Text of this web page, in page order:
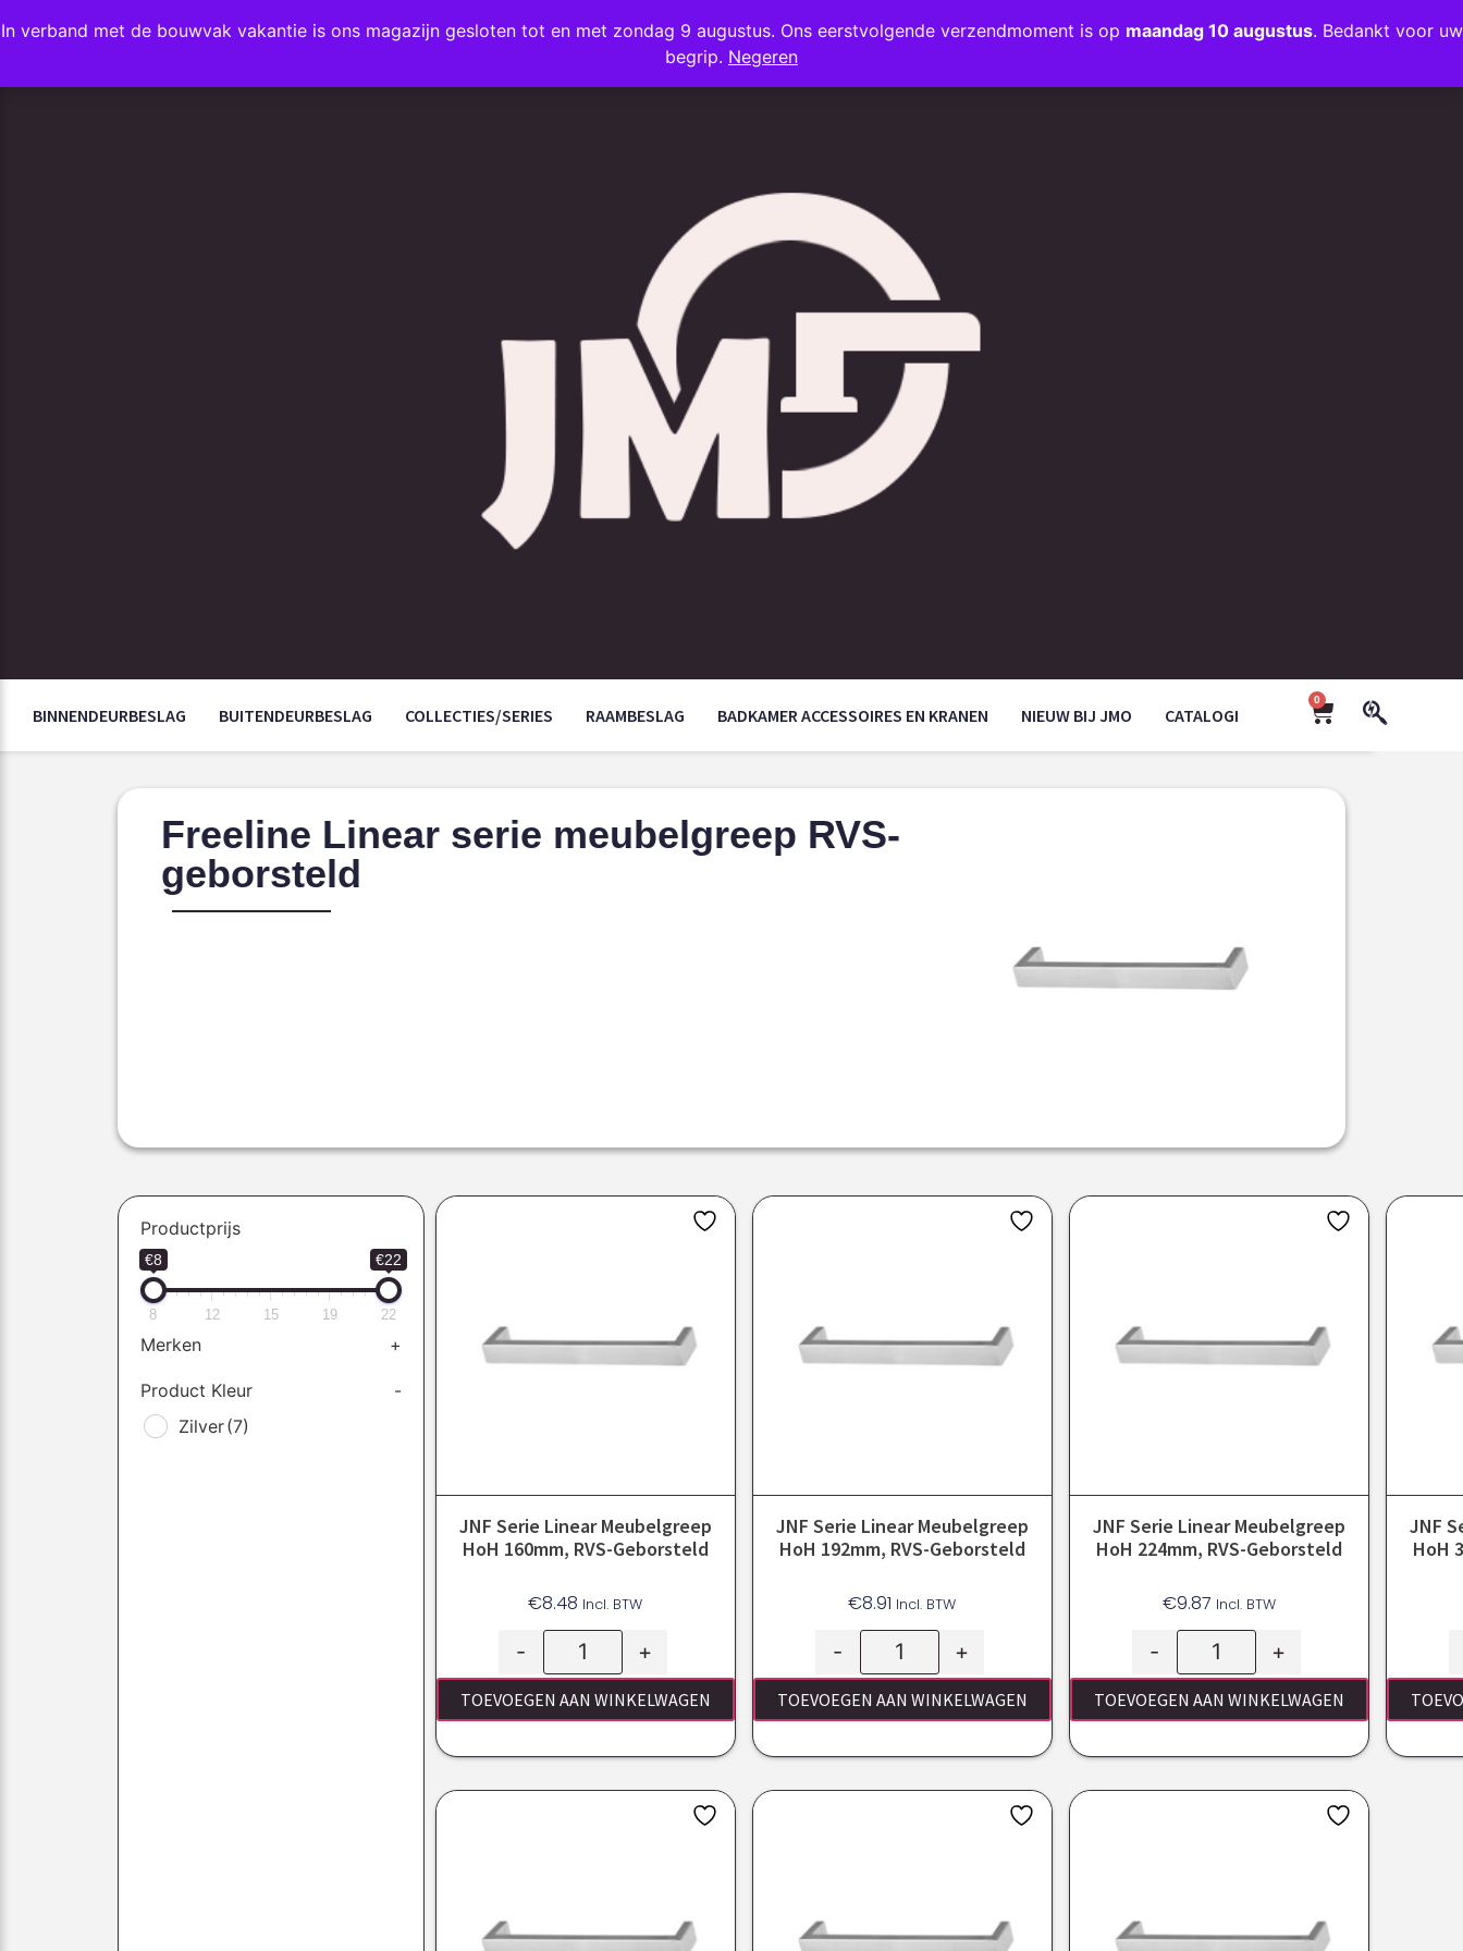
In verband met de bouwvak vakantie is ons magazijn gesloten tot en met zondag 9 augustus. Ons eerstvolgende verzendmoment is op maandag 10 augustus. Bedankt voor uw
begrip. Negeren
INFO@JMODESIGN.NL
+31 (0)35 203 1663
FAVORIETEN
BINNENDEURBESLAG BUITENDEURBESLAG COLLECTIES/SERIES RAAMBESLAG BADKAMER ACCESSOIRES EN KRANEN NIEUW BIJ JMO CATALOGI
0
Freeline Linear serie meubelgreep RVS-
geborsteld
Productprijs
€8 €22
8 12 15 19 22
Merken +
Product Kleur
-
Zilver(7)
JNF Serie Linear Meubelgreep
HoH 160mm, RVS-Geborsteld
€8.48 Incl. BTW
- +
TOEVOEGEN AAN WINKELWAGEN
JNF Serie Linear Meubelgreep
HoH 192mm, RVS-Geborsteld
€8.91 Incl. BTW
- +
TOEVOEGEN AAN WINKELWAGEN
JNF Serie Linear Meubelgreep
HoH 224mm, RVS-Geborsteld
€9.87 Incl. BTW
- +
TOEVOEGEN AAN WINKELWAGEN
JNF
HoH